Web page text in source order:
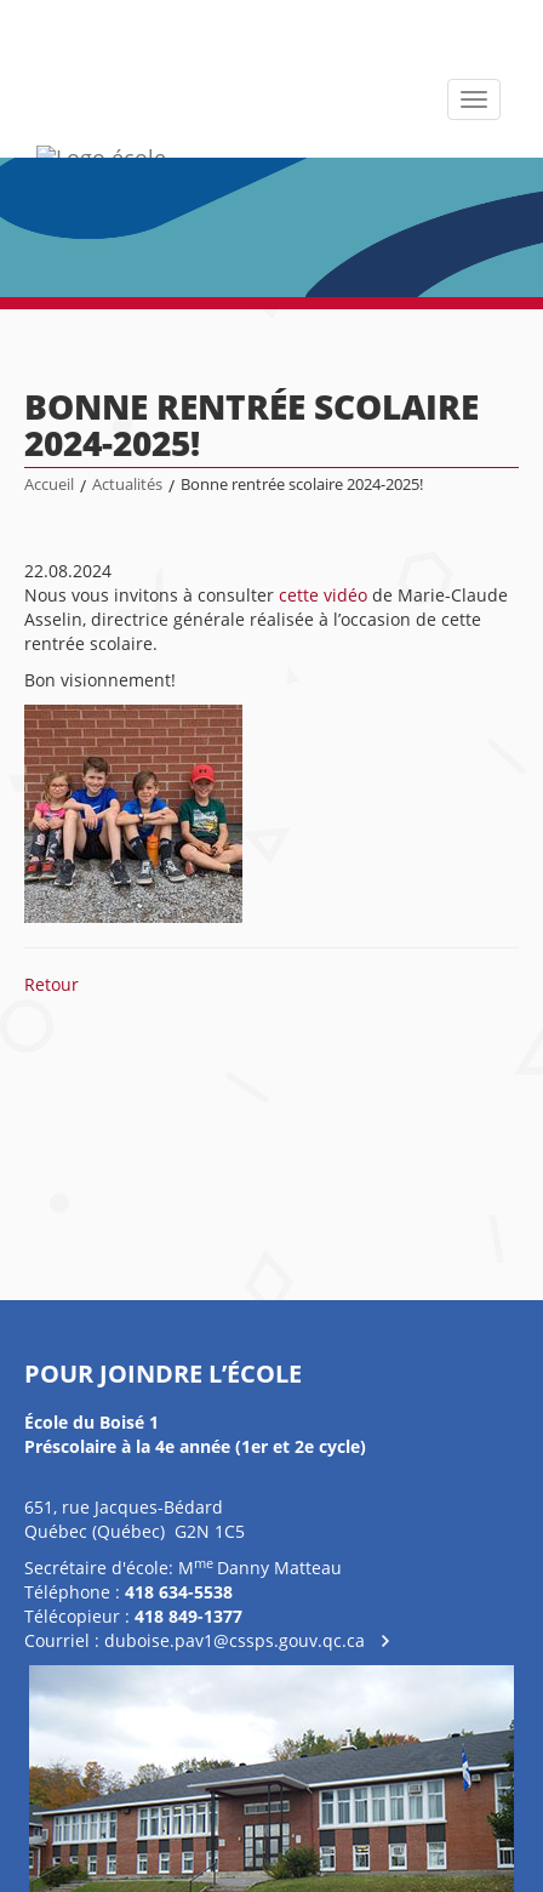
Toggle
BONNE RENTRÉE SCOLAIRE
2024-2025!
Accueil / Actualités / Bonne rentrée scolaire 2024-2025!
22.08.2024
Nous vous invitons à consulter cette vidéo de Marie-Claude
Asselin, directrice générale réalisée à l’occasion de cette
rentrée scolaire.
Bon visionnement!
Retour
POUR JOINDRE L’ÉCOLE
École du Boisé 1
Préscolaire à la 4e année (1er et 2e cycle)
651, rue Jacques-Bédard
Québec (Québec) G2N 1C5
Secrétaire d'école: Mme Danny Matteau
Téléphone : 418 634-5538
Télécopieur : 418 849-1377
Courriel : duboise.pav1@cssps.gouv.qc.ca